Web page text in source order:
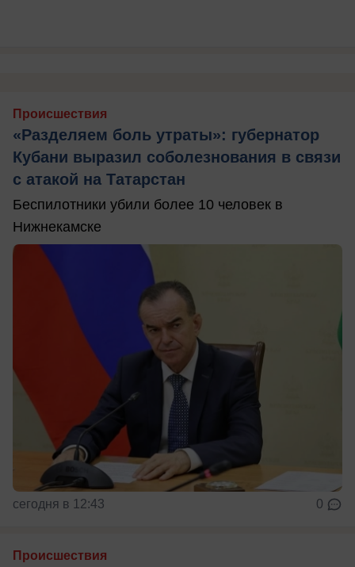
Происшествия
«Разделяем боль утраты»: губернатор
Кубани выразил соболезнования в связи
с атакой на Татарстан
Беспилотники убили более 10 человек в
Нижнекамске
сегодня в 12:43 0
Происшествия